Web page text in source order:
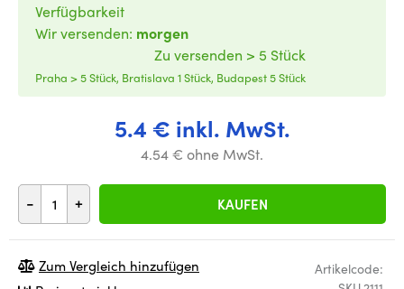
5.4 € inkl. MwSt.
4.54 € ohne MwSt.
- + KAUFEN
Verfügbarkeit
Wir versenden: morgen
Zu versenden > 5 Stück
Praha > 5 Stück, Bratislava 1 Stück, Budapest 5 Stück
Artikelcode:
Zum Vergleich hinzufügen